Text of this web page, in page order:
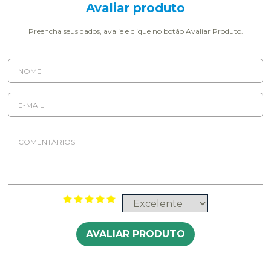
Avaliar produto
Preencha seus dados, avalie e clique no botão Avaliar Produto.
AVALIAR PRODUTO